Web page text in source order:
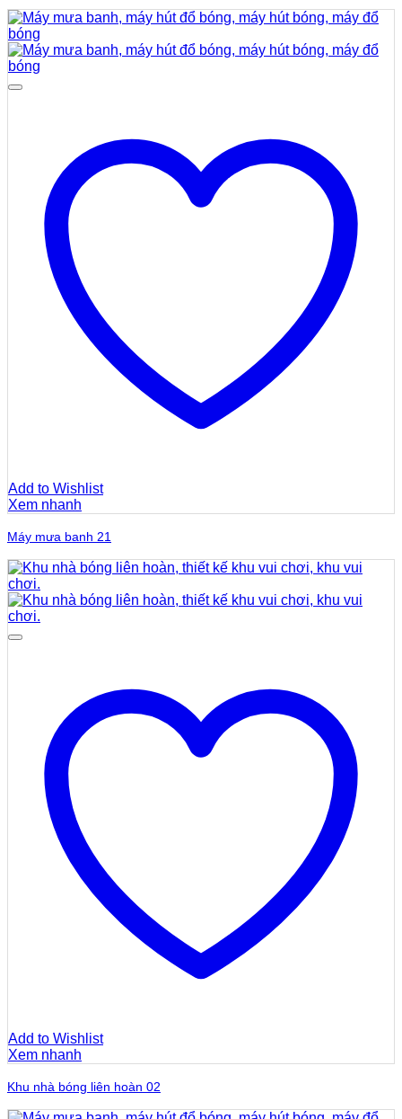
Add to Wishlist
Xem nhanh
Máy mưa banh 21
Add to Wishlist
Xem nhanh
Khu nhà bóng liên hoàn 02